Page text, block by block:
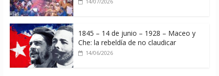
1845 – 14 de junio – 1928 – Maceo y
Che: la rebeldía de no claudicar
14/06/2026